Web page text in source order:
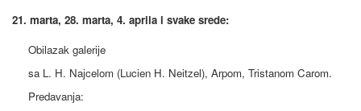
21. marta, 28. marta, 4. aprila i svake srede:
Obilazak galerije
sa L. H. Najcelom (Lucien H. Neitzel), Arpom, Tristanom Carom.
Predavanja: